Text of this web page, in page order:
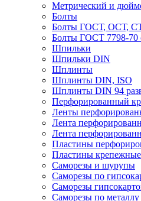
Метрический и
Болты
Болты ГОСТ, ОСТ,
Болты ГОСТ 7798-70
Шпильки
Шпильки DIN
Шплинты
Шплинты DIN, ISO
Шплинты DIN 94
Перфорированный
Ленты
Лента
Лента
Пластины
Пластины крепежные
Саморезы и шурупы
Саморезы по
Саморезы
Саморезы по металлу